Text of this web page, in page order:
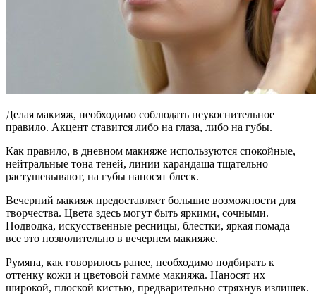
Делая макияж, необходимо соблюдать неукоснительное
правило. Акцент ставится либо на глаза, либо на губы.
Как правило, в дневном макияже используются спокойные,
нейтральные тона теней, линии карандаша тщательно
растушевывают, на губы наносят блеск.
Вечерний макияж предоставляет большие возможности для
творчества. Цвета здесь могут быть яркими, сочными.
Подводка, искусственные ресницы, блестки, яркая помада –
все это позволительно в вечернем макияже.
Румяна, как говорилось ранее, необходимо подбирать к
оттенку кожи и цветовой гамме макияжа. Наносят их
широкой, плоской кистью, предварительно стряхнув излишек.